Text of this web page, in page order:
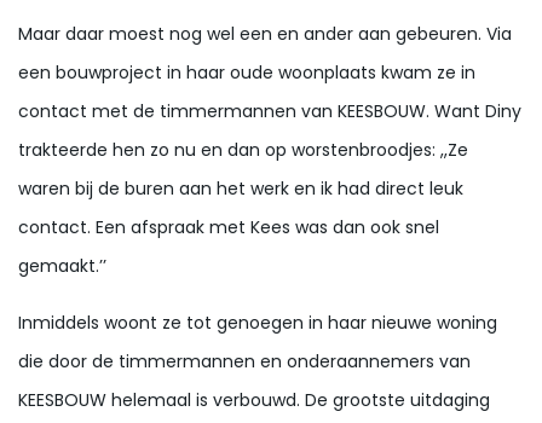
Maar daar moest nog wel een en ander aan gebeuren. Via
een bouwproject in haar oude woonplaats kwam ze in
contact met de timmermannen van KEESBOUW. Want Diny
trakteerde hen zo nu en dan op worstenbroodjes: ,,Ze
waren bij de buren aan het werk en ik had direct leuk
contact. Een afspraak met Kees was dan ook snel
gemaakt.’’
Inmiddels woont ze tot genoegen in haar nieuwe woning
die door de timmermannen en onderaannemers van
KEESBOUW helemaal is verbouwd. De grootste uitdaging